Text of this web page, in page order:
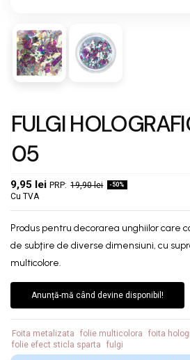
FULGI
05
9,95 lei 19,90 lei -50%
Cu TVA
Produs pentru decorarea unghiilor care
de subţire de diverse dimensiuni, cu
multicolore.
Anunță-mă când devine disponibil!
Foita metalizata folie multicolora
foita
folie efect sticla sparta
fulgi